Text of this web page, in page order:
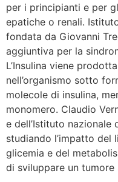
per i principianti e per
epatiche o renali.
fondata da Giovanni
aggiuntiva per la
L’Insulina viene
nell’organismo sotto
molecole di insulina,
monomero. Claudio
e dell’Istituto nazionale
studiando l’impatto del
glicemia e del
di sviluppare un